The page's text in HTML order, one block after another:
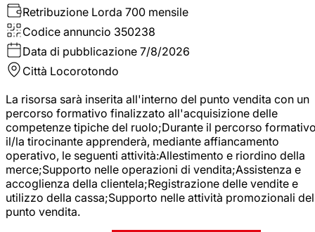
Retribuzione Lorda 700 mensile
Codice annuncio 350238
Data di pubblicazione 7/8/2026
Città Locorotondo
La risorsa sarà inserita all'interno del punto vendita con un
percorso formativo finalizzato all'acquisizione delle
competenze tipiche del ruolo;Durante il percorso
il/la tirocinante apprenderà, mediante affiancamento
operativo, le seguenti attività:Allestimento e riordino della
merce;Supporto nelle operazioni di vendita;Assistenza e
accoglienza della clientela;Registrazione delle vendite e
utilizzo della cassa;Supporto nelle attività promozionali del
punto vendita.